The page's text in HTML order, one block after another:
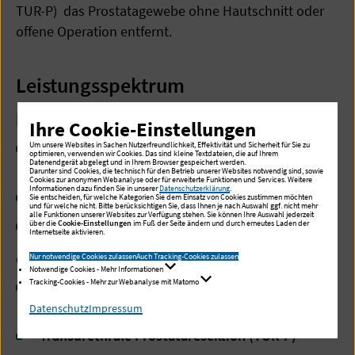
TUR-P) das Prostatagewebe ohne Hautschnitt oder
offene Operation entfernt.
Leistungsspektrum
konservativ
stadienabhängige medikamentöse Therapie mit
pflanzlichen Präparaten
Alphablockern (bspw. Tamsulosin)
5 alpha-Reduktasehemmern (bspw. Finasterid)
operativ
Transurethrale Laserenukleation der Prostata
(ThuLEP)
Transurethrale Prostataresektion (TUR-P)
Ihre Cookie-Einstellungen
Um unsere Websites in Sachen Nutzerfreundlichkeit, Effektivität und Sicherheit für Sie zu
optimieren, verwenden wir Cookies. Das sind kleine Textdateien, die auf Ihrem
Datenendgerät abgelegt und in Ihrem Browser gespeichert werden.
Darunter sind Cookies, die technisch für den Betrieb unserer Websites notwendig sind, sowie
Cookies zur anonymen Webanalyse oder für erweiterte Funktionen und Services. Weitere
Informationen dazu finden Sie in unsererDatenschutzerklärung.
Sie entscheiden, für welche Kategorien Sie dem Einsatz von Cookies zustimmen möchten
und für welche nicht. Bitte berücksichtigen Sie, dass Ihnen je nach Auswahl ggf. nicht mehr
alle Funktionen unserer Websites zur Verfügung stehen. Sie können Ihre Auswahl jederzeit
über dieCookie-Einstellungen im Fuß der Seite ändern und durch erneutes Laden der
Internetseite aktivieren.
Nur notwendige Cookies zulassenAuch Tracking-Cookies zulassen
Notwendige Cookies - Mehr Informationen
Tracking-Cookies - Mehr zur Webanalyse mit Matomo
DatenschutzImpressum